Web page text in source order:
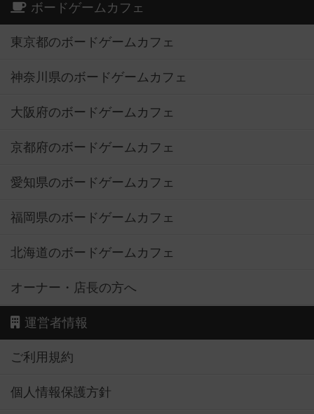
ボードゲームカフェ
東京都のボードゲームカフェ
神奈川県のボードゲームカフェ
大阪府のボードゲームカフェ
京都府のボードゲームカフェ
愛知県のボードゲームカフェ
福岡県のボードゲームカフェ
北海道のボードゲームカフェ
オーナー・店長の方へ
運営者情報
ご利用規約
個人情報保護方針